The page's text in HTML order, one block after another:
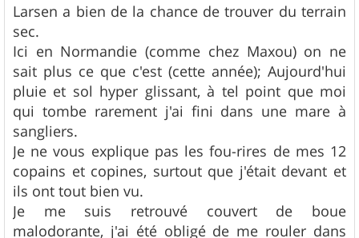
s
s
a
g
e
Larsen a bien de la chance de trouver du terrain
sec.
Ici en Normandie (comme chez Maxou) on ne
sait plus ce que c'est (cette année); Aujourd'hui
pluie et sol hyper glissant, à tel point que moi
qui tombe rarement j'ai fini dans une mare à
sangliers.
Je ne vous explique pas les fou-rires de mes 12
copains et copines, surtout que j'était devant et
ils ont tout bien vu.
Je me suis retrouvé couvert de boue
malodorante, j'ai été obligé de me rouler dans